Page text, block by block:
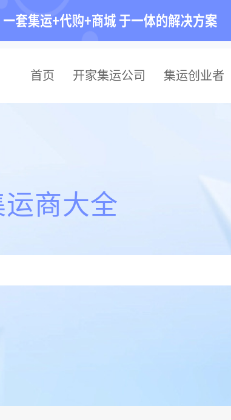
首页 开家集运公司 集运创业者
运商大全